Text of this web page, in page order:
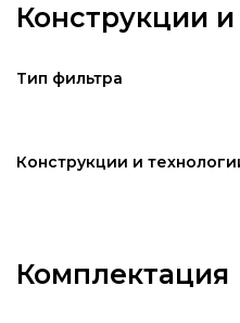
Конструкции
Тип фильтра
Конструкции и
Комплектация